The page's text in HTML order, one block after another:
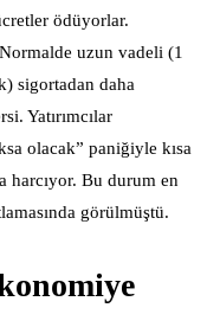
ödüyorlar.
Normalde uzun vadeli (1
sigortadan daha
Yatırımcılar
olacak” paniğiyle kısa
harcıyor. Bu durum en
görülmüştü.